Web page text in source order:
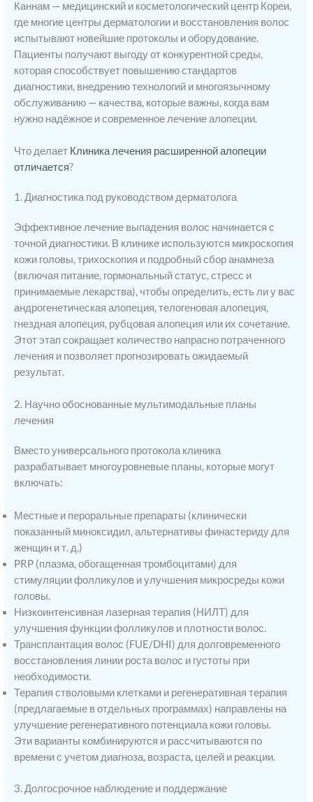
Каннам — медицинский и косметологический центр Кореи,
где многие центры дерматологии и восстановления волос
испытывают новейшие протоколы и оборудование.
Пациенты получают выгоду от конкурентной среды,
которая способствует повышению стандартов
диагностики, внедрению технологий и многоязычному
обслуживанию — качества, которые важны, когда вам
нужно надёжное и современное лечение алопеции.
Что делает Клиника лечения расширенной алопеции
отличается?
1. Диагностика под руководством дерматолога
Эффективное лечение выпадения волос начинается с
точной диагностики. В клинике используются микроскопия
кожи головы, трихоскопия и подробный сбор анамнеза
(включая питание, гормональный статус, стресс и
принимаемые лекарства), чтобы определить, есть ли у вас
андрогенетическая алопеция, телогеновая алопеция,
гнездная алопеция, рубцовая алопеция или их сочетание.
Этот этап сокращает количество напрасно потраченного
лечения и позволяет прогнозировать ожидаемый
результат.
2. Научно обоснованные мультимодальные планы
лечения
Вместо универсального протокола клиника
разрабатывает многоуровневые планы, которые могут
включать:
Местные и пероральные препараты (клинически
показанный миноксидил, альтернативы финастериду для
женщин и т. д.)
PRP (плазма, обогащенная тромбоцитами) для
стимуляции фолликулов и улучшения микросреды кожи
головы.
Низкоинтенсивная лазерная терапия (НИЛТ) для
улучшения функции фолликулов и плотности волос.
Трансплантация волос (FUE/DHI) для долговременного
восстановления линии роста волос и густоты при
необходимости.
Терапия стволовыми клетками и регенеративная терапия
(предлагаемые в отдельных программах) направлены на
улучшение регенеративного потенциала кожи головы.
Эти варианты комбинируются и рассчитываются по
времени с учетом диагноза, возраста, целей и реакции.
3. Долгосрочное наблюдение и поддержание